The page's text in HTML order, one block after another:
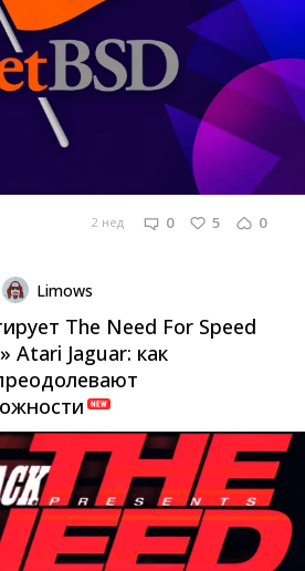
2 нед 0 5 0
Limows
The Need For Speed
Atari Jaguar: как